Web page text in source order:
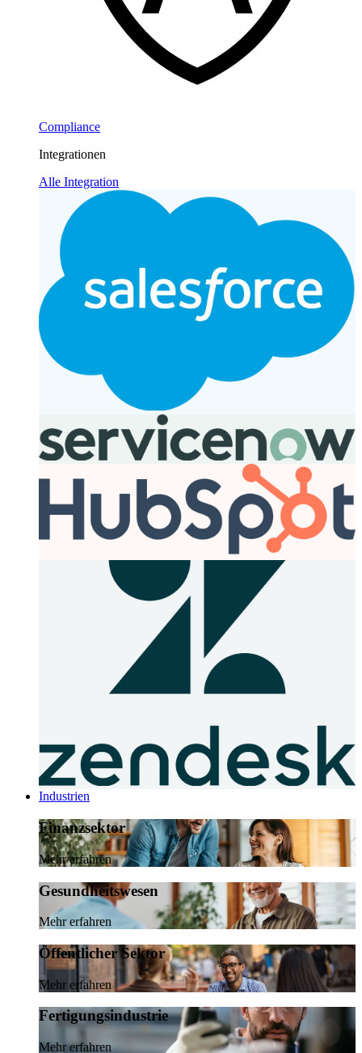
Compliance
Integrationen
Alle Integration
Industrien
Finanzsektor
Mehr erfahren
Gesundheitswesen
Mehr erfahren
Öffentlicher Sektor
Mehr erfahren
Fertigungsindustrie
Mehr erfahren